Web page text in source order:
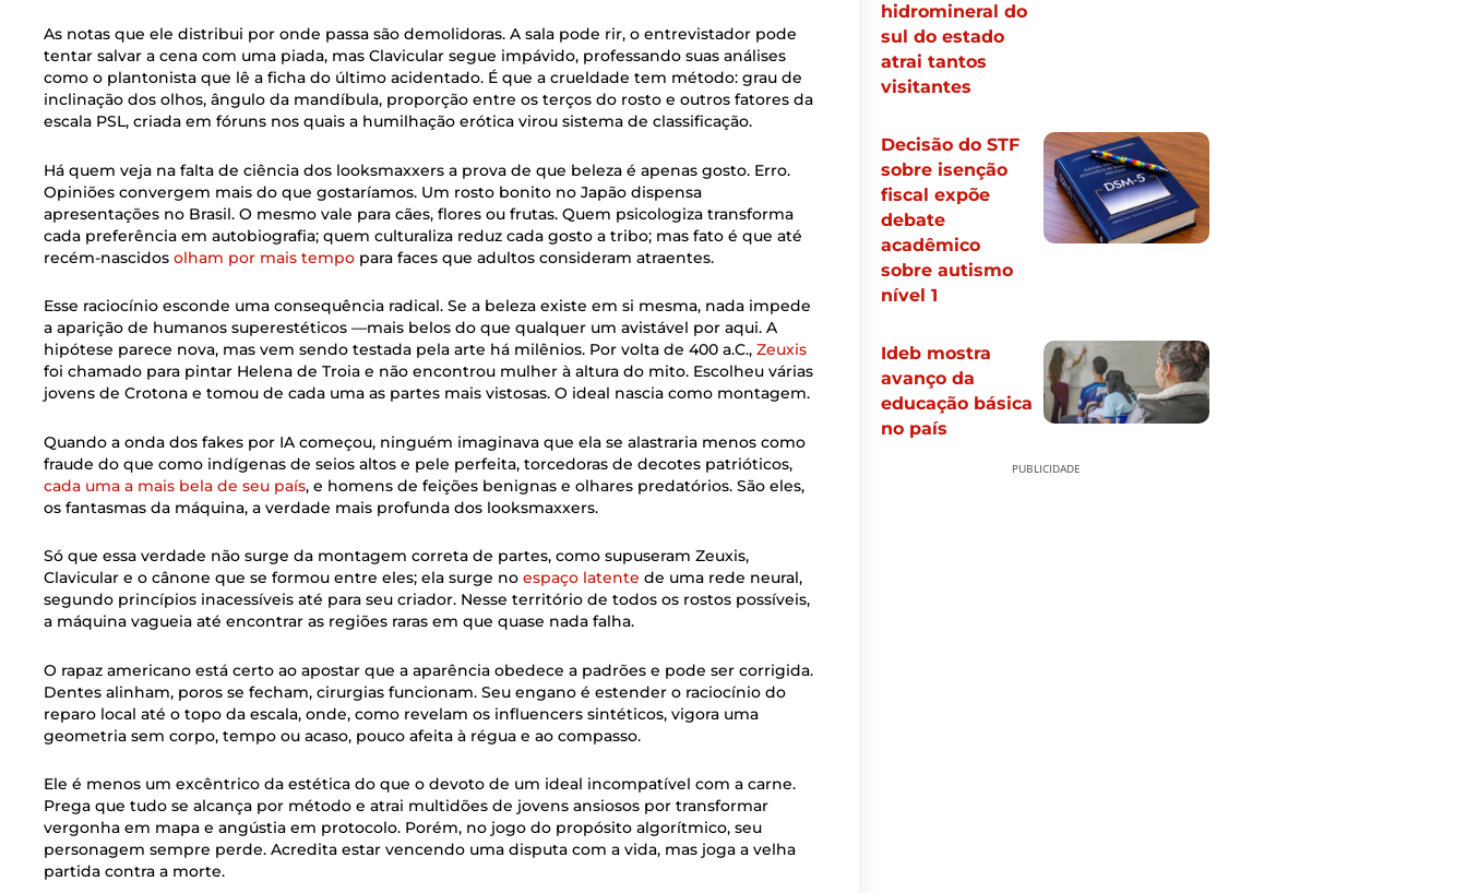
As notas que ele distribui por onde passa são demolidoras. A sala pode rir, o entrevistador pode
tentar salvar a cena com uma piada, mas Clavicular segue impávido, professando suas análises
como o plantonista que lê a ficha do último acidentado. É que a crueldade tem método: grau de
inclinação dos olhos, ângulo da mandíbula, proporção entre os terços do rosto e outros fatores da
escala PSL, criada em fóruns nos quais a humilhação erótica virou sistema de classificação.
Há quem veja na falta de ciência dos looksmaxxers a prova de que beleza é apenas gosto. Erro.
Opiniões convergem mais do que gostaríamos. Um rosto bonito no Japão dispensa
apresentações no Brasil. O mesmo vale para cães, flores ou frutas. Quem psicologiza transforma
cada preferência em autobiografia; quem culturaliza reduz cada gosto a tribo; mas fato é que até
recém-nascidos olham por mais tempo para faces que adultos consideram atraentes.
Esse raciocínio esconde uma consequência radical. Se a beleza existe em si mesma, nada impede
a aparição de humanos superestéticos —mais belos do que qualquer um avistável por aqui. A
hipótese parece nova, mas vem sendo testada pela arte há milênios. Por volta de 400 a.C., Zeuxis
foi chamado para pintar Helena de Troia e não encontrou mulher à altura do mito. Escolheu várias
jovens de Crotona e tomou de cada uma as partes mais vistosas. O ideal nascia como montagem.
Quando a onda dos fakes por IA começou, ninguém imaginava que ela se alastraria menos como
fraude do que como indígenas de seios altos e pele perfeita, torcedoras de decotes patrióticos,
cada uma a mais bela de seu país, e homens de feições benignas e olhares predatórios. São eles,
os fantasmas da máquina, a verdade mais profunda dos looksmaxxers.
Só que essa verdade não surge da montagem correta de partes, como supuseram Zeuxis,
Clavicular e o cânone que se formou entre eles; ela surge no espaço latente de uma rede neural,
segundo princípios inacessíveis até para seu criador. Nesse território de todos os rostos possíveis,
a máquina vagueia até encontrar as regiões raras em que quase nada falha.
O rapaz americano está certo ao apostar que a aparência obedece a padrões e pode ser corrigida.
Dentes alinham, poros se fecham, cirurgias funcionam. Seu engano é estender o raciocínio do
reparo local até o topo da escala, onde, como revelam os influencers sintéticos, vigora uma
geometria sem corpo, tempo ou acaso, pouco afeita à régua e ao compasso.
Ele é menos um excêntrico da estética do que o devoto de um ideal incompatível com a carne.
Prega que tudo se alcança por método e atrai multidões de jovens ansiosos por transformar
vergonha em mapa e angústia em protocolo. Porém, no jogo do propósito algorítmico, seu
personagem sempre perde. Acredita estar vencendo uma disputa com a vida, mas joga a velha
partida contra a morte.
hidromineral do
sul do estado
atrai tantos
visitantes
Decisão do STF
sobre isenção
fiscal expõe
debate
acadêmico
sobre autismo
nível 1
Ideb mostra
avanço da
educação básica
no país
PUBLICIDADE